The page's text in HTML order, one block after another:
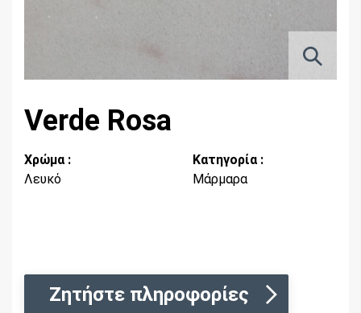
Verde Rosa
Χρώμα :
Λευκό
Κατηγορία :
Μάρμαρα
Ζητήστε πληροφορίες